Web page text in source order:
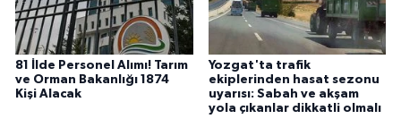
81 İlde Personel Alımı! Tarım
ve Orman Bakanlığı 1874
Kişi Alacak
Yozgat'ta trafik
ekiplerinden hasat sezonu
uyarısı: Sabah ve akşam
yola çıkanlar dikkatli olmalı